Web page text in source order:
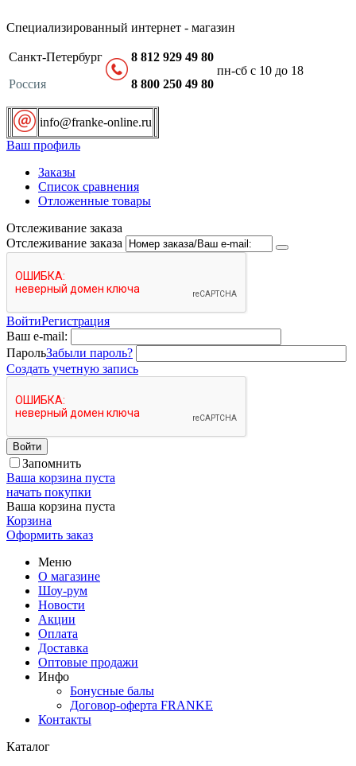
Специализированный интернет - магазин
Санкт-Петербург
Россия
8 812 929 49 80
8 800 250 49 80
пн-сб с 10 до 18
info@franke-online.ru
Ваш профиль
Заказы
Список сравнения
Отложенные товары
Отслеживание заказа
Отслеживание заказа
ВойтиРегистрация
Ваш e-mail:
ПарольЗабыли пароль?
Создать учетную запись
Войти
Запомнить
Ваша корзина пуста
начать покупки
Ваша корзина пуста
Корзина
Оформить заказ
Меню
О магазине
Шоу-рум
Новости
Акции
Оплата
Доставка
Оптовые продажи
Инфо
Бонусные балы
Договор-оферта FRANKE
Контакты
Каталог